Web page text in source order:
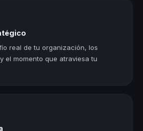
real de tu organización, los
el momento que atraviesa tu